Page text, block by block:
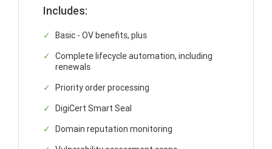
Includes:
Basic - OV benefits, plus
Complete lifecycle automation, including
renewals
Priority order processing
DigiCert Smart Seal
Domain reputation monitoring